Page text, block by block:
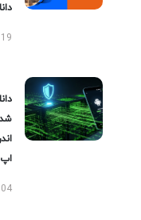
دانا
19 مرداد 1404
اپ
04 اسفند 1404